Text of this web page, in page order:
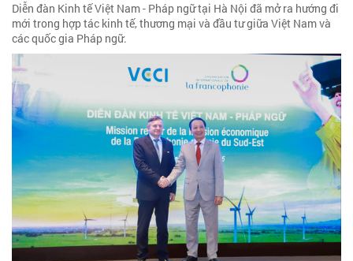
Diễn đàn Kinh tế Việt Nam - Pháp ngữ tại Hà Nội đã mở ra hướng đi
mới trong hợp tác kinh tế, thương mại và đầu tư giữa Việt Nam và
các quốc gia Pháp ngữ.